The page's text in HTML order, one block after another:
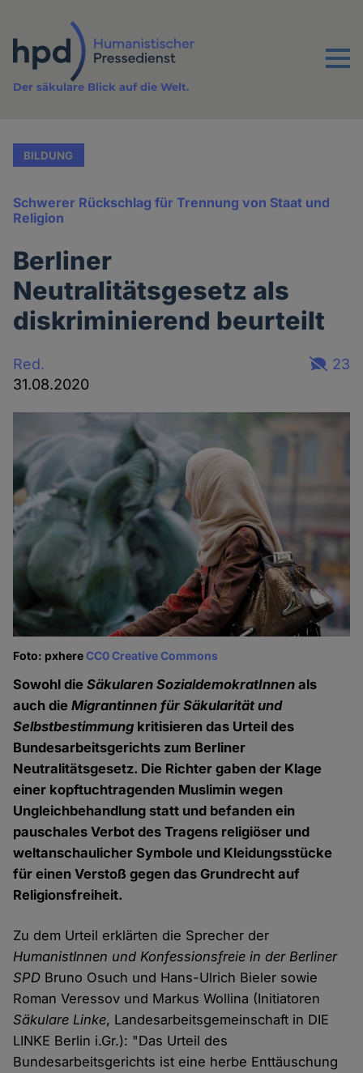
Inhalt
Menu
Der säkulare Blick auf die Welt.
BILDUNG
Schwerer Rückschlag für Trennung von Staat und
Religion
Berliner
Neutralitätsgesetz als
diskriminierend beurteilt
Red.
31.08.2020
23
Foto: pxhereCC0 Creative Commons
Sowohl dieSäkularen SozialdemokratInnen als
auch dieMigrantinnen für Säkularität und
Selbstbestimmung kritisieren das Urteil des
Bundesarbeitsgerichts zum Berliner
Neutralitätsgesetz. Die Richter gaben der Klage
einer kopftuchtragenden Muslimin wegen
Ungleichbehandlung statt und befanden ein
pauschales Verbot des Tragens religiöser und
weltanschaulicher Symbole und Kleidungsstücke
für einen Verstoß gegen das Grundrecht auf
Religionsfreiheit.
Zu dem Urteil erklärten die Sprecher der
HumanistInnen und Konfessionsfreie in der Berliner
SPD Bruno Osuch und Hans-Ulrich Bieler sowie
Roman Veressov und Markus Wollina (Initiatoren
Säkulare Linke, Landesarbeitsgemeinschaft in DIE
LINKE Berlin i.Gr.): "Das Urteil des
Bundesarbeitsgerichts ist eine herbe Enttäuschung